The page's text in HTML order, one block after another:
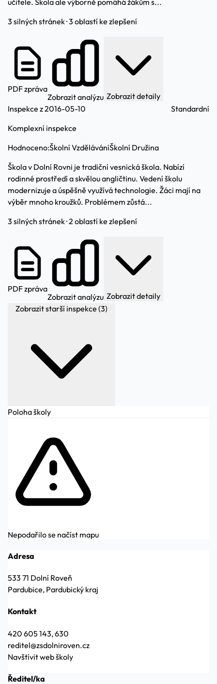
učitele. Škola ale výborně pomáhá žákům s...
3 silných stránek · 3 oblastí ke zlepšení
PDF zpráva
Zobrazit analýzu Zobrazit detaily
Inspekce z 2016-05-10
Komplexní inspekce
Standardní
Hodnoceno:Školní VzděláváníŠkolní Družina
Škola v Dolní Rovni je tradiční vesnická škola. Nabízí
rodinné prostředí a skvělou angličtinu. Vedení školu
modernizuje a úspěšně využívá technologie. Žáci mají na
výběr mnoho kroužků. Problémem zůstá...
3 silných stránek · 2 oblastí ke zlepšení
PDF zpráva
Zobrazit analýzu Zobrazit detaily
Zobrazit starší inspekce (3)
Poloha školy
Nepodařilo se načíst mapu
Adresa
533 71 Dolní Roveň
Pardubice, Pardubický kraj
Kontakt
420 605 143, 630
reditel@zsdolniroven.cz
Navštívit web školy
Ředitel/ka